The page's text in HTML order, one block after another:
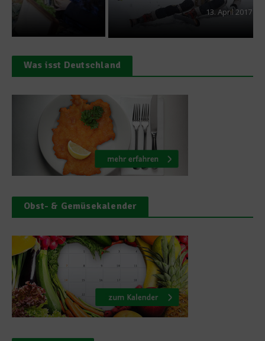
13. April 2017
Was isst Deutschland
Obst- & Gemüsekalender